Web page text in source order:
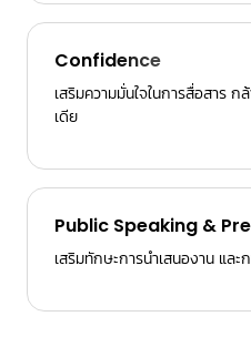
Confidence
เสริมความมั่นใจในการสื่อสาร ก
เดีย
Public Speaking &
เสริมทักษะการนำเสนองาน แล